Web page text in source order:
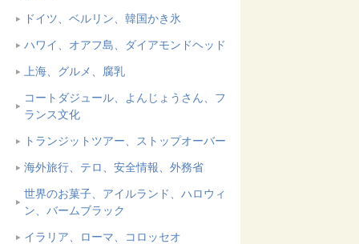
ドイツ、ベルリン、韓国かき氷
ハワイ、オアフ島、ダイアモンドヘッド
上海、グルメ、腐乳
コートダジュール、よんじょうさん、フ
ランス文化
トランジットツアー、ストップオーバー
海外旅行、テロ、安全情報、外務省
世界のお菓子、アイルランド、ハロウィ
ン、バームブラック
イラリア、ローマ、コロッセオ